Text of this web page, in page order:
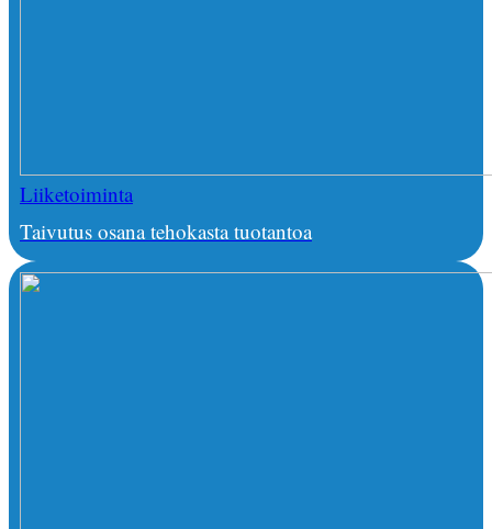
Liiketoiminta
Taivutus osana tehokasta tuotantoa